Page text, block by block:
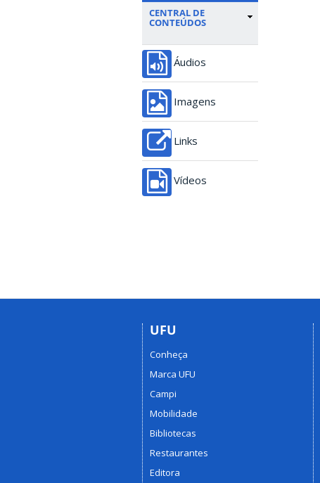
CENTRAL DE
CONTEÚDOS
Áudios
Imagens
Links
Vídeos
UFU
Conheça
Marca UFU
Campi
Mobilidade
Bibliotecas
Restaurantes
Editora